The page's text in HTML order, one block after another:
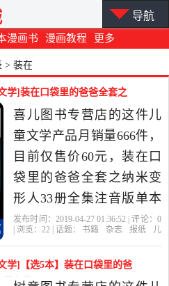
漫画书 漫画教程 更多
导航
> 装在
学]装在口袋里的爸爸全套之
件仅售60元
喜儿图书专营店的这件儿
童文学产品月销量666件，
目前仅售价60元，装在口
袋里的爸爸全套之纳米变
形人33册全集注音版单本
读物三四五六年级小学生
口袋的爸爸杨鹏著百变昆
虫侠是2019年喜儿图书专
发布时间：2019-04-27 01:36:52 | 评论： 0
| 浏览： 22 | 话题： 书籍 杂志 报纸
儿
学]【选5本】装在口袋里的爸
件仅售50元